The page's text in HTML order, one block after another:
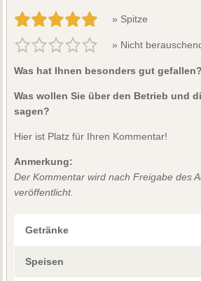
» Spitze
» Nicht
Was hat Ihnen besonders gut gefallen?
Was wollen Sie über den Betrieb und
sagen?
Hier ist Platz für Ihren Kommentar!
Anmerkung:
Der Kommentar wird nach Freigabe des
veröffentlicht.
Getränke
Speisen